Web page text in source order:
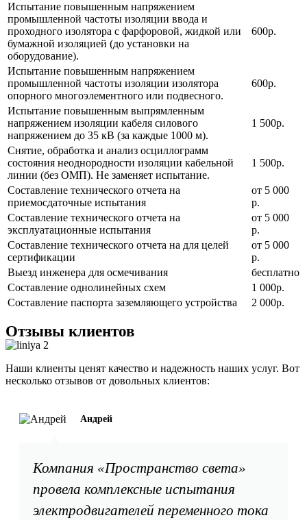
Испытание повышенным напряжением
промышленной частоты изоляции ввода и
проходного изолятора с фарфоровой, жидкой или
бумажной изоляцией (до установки на
оборудование).
600р.
Испытание повышенным напряжением
промышленной частоты изоляции изолятора
опорного многоэлементного или подвесного.
600р.
Испытание повышенным выпрямленным
напряжением изоляции кабеля силового
напряжением до 35 кВ (за каждые 1000 м).
1 500р.
Снятие, обработка и анализ осциллограмм
состояния неоднородности изоляции кабельной
линии (без ОМП). Не заменяет испытание.
1 500р.
Составление технического отчета на
приемосдаточные испытания
от 5 000
р.
Составление технического отчета на
эксплуатационные испытания
от 5 000
р.
Составление технического отчета на для целей
сертификации
от 5 000
р.
Выезд инженера для осмечивания
бесплатно
Составление однолинейных схем
1 000р.
Составление паспорта заземляющего устройства
2 000р.
Отзывы клиентов
Наши клиенты ценят качество и надежность наших услуг. Вот
несколько отзывов от довольных клиентов:
Компания «Пространство света»
провела комплексные испытания
электродвигателей переменного тока
Андрей